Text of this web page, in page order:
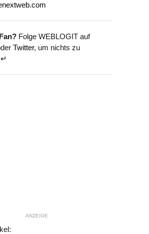
Folge WEBLOGIT auf
Twitter, um nichts zu
ANZEIGE